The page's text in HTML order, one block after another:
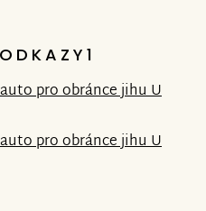
pro obránce jihu U
pro obránce jihu U